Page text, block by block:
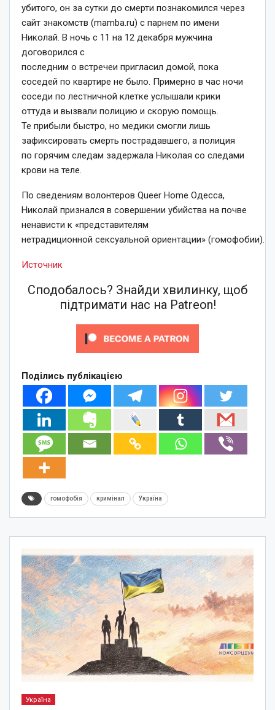
убитого, он за сутки до смерти познакомился через
сайт знакомств (mamba.ru) с парнем по имени
Николай. В ночь с 11 на 12 декабря мужчина
договорился с
последним о встречеи пригласил домой, пока
соседей по квартире не было. Примерно в час ночи
соседи по лестничной клетке услышали крики
оттуда и вызвали полицию и скорую помощь.
Те прибыли быстро, но медики смогли лишь
зафиксировать смерть пострадавшего, а полиция
по горячим следам задержала Николая со следами
крови на теле.
По сведениям волонтеров Queer Home Одесса,
Николай признался в совершении убийства на почве
ненависти к «представителям
нетрадиционной сексуальной ориентации» (гомофобии).
Источник
Сподобалось? Знайди хвилинку, щоб
підтримати нас на Patreon!
Поділись публікацією
гомофобія кримінал Україна
Україна